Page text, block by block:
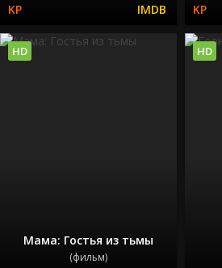
Мама: Гостья из тьмы
(фильм)
HD HD